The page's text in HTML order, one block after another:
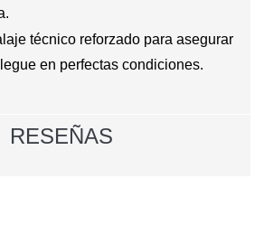
técnico reforzado para asegurar
en perfectas condiciones.
RESEÑAS